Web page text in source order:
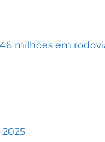
milhões em